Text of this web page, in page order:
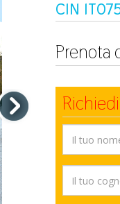
CIN
Prenota